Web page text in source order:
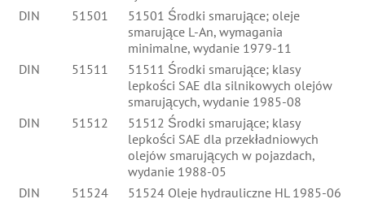
DIN
51501
51501 Środki smarujące; oleje
smarujące L-An, wymagania
minimalne, wydanie 1979-11
DIN
51511
51511 Środki smarujące; klasy
lepkości SAE dla silnikowych olejów
smarujących, wydanie 1985-08
DIN
51512
51512 Środki smarujące; klasy
lepkości SAE dla przekładniowych
olejów smarujących w pojazdach,
wydanie 1988-05
DIN
51524
51524 Oleje hydrauliczne HL 1985-06